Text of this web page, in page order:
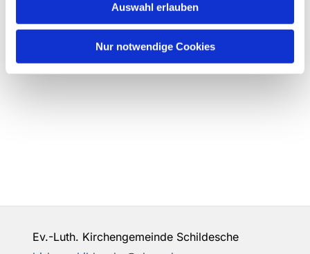
Auswahl erlauben
Nur notwendige Cookies
Ev.-Luth. Kirchengemeinde Schildesche